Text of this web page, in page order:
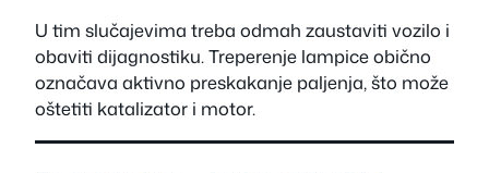
U tim slučajevima treba odmah zaustaviti vozilo i
obaviti dijagnostiku. Treperenje lampice obično
označava aktivno preskakanje paljenja, što može
oštetiti katalizator i motor.